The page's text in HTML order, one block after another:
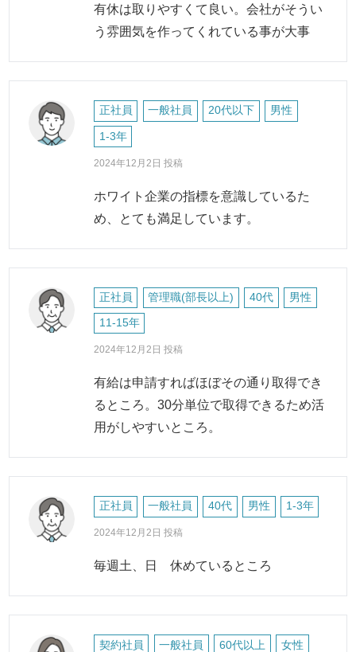
有休は取りやすくて良い。会社がそうい
う雰囲気を作ってくれている事が大事
正社員 一般社員 20代以下 男性
1-3年
2024年12月2日 投稿
ホワイト企業の指標を意識しているた
め、とても満足しています。
正社員 管理職(部長以上) 40代 男性
11-15年
2024年12月2日 投稿
有給は申請すればほぼその通り取得でき
るところ。30分単位で取得できるため活
用がしやすいところ。
正社員 一般社員 40代 男性 1-3年
2024年12月2日 投稿
毎週土、日 休めているところ
契約社員 一般社員 60代以上 女性